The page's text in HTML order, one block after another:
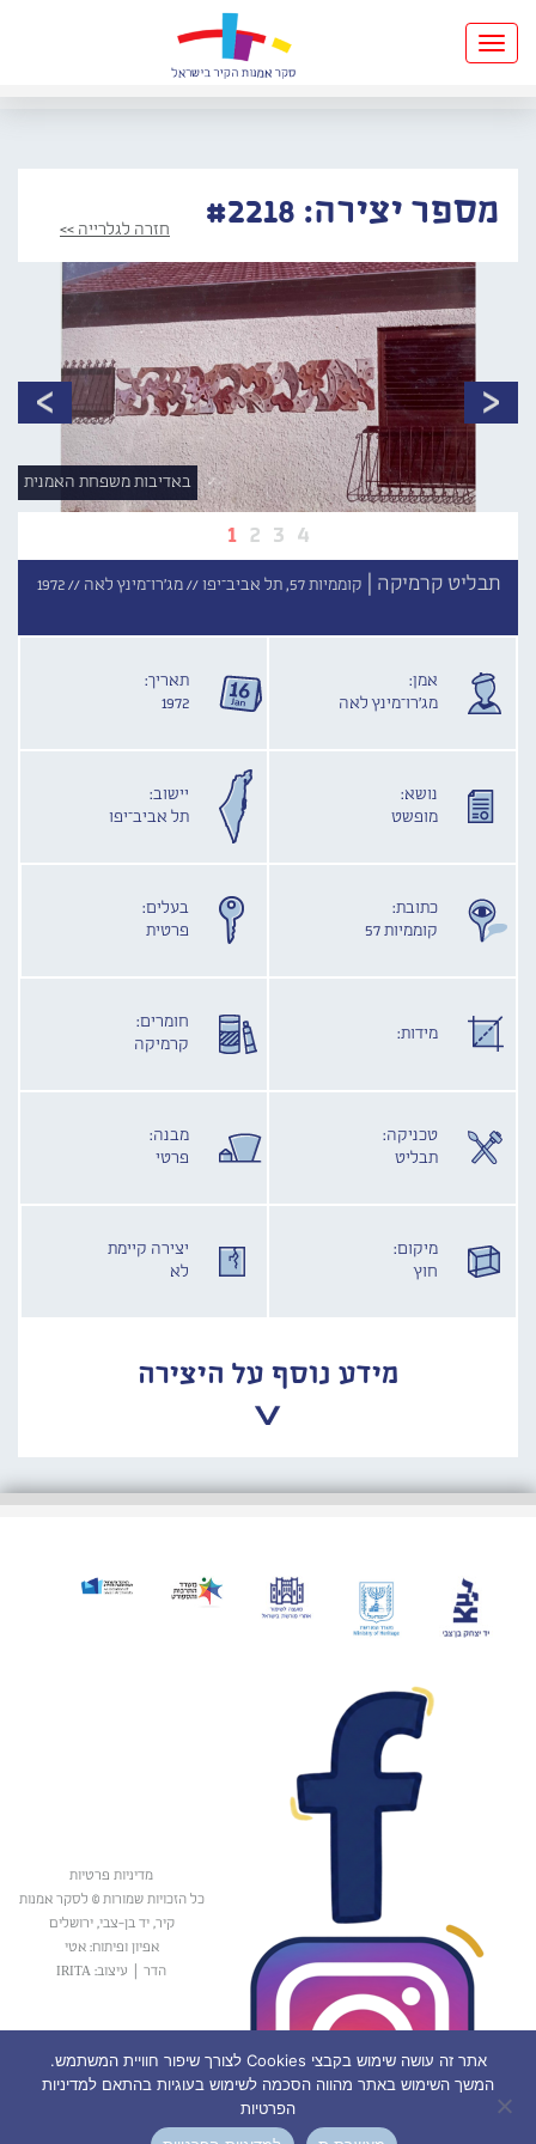
Toggle
navigation
מספר יצירה: #2218 חזרה לגלרייה >>
1 2 3 4
באדיבות משפחת האמנית
תבליט קרמיקה | קוממיות 57, תל אביב־יפו // מג'רו־מינץ לאה //1972
אמן:
מג'רו־מינץ לאה
תאריך:
1972
נושא:
מופשט
יישוב:
תל אביב־יפו
כתובת:
קוממיות 57
בעלים:
פרטית
מידות:
חומרים:
קרמיקה
טכניקה:
תבליט
מבנה:
פרטי
מיקום:
חוץ
יצירה קיימת
לא
מידע נוסף על היצירה
מדיניות פרטיות
כל הזכויות שמורות © לסקר אמנות
קיר, יד בן-צבי, ירושלים
אפיון ופיתוח: אטי
הדר
עיצוב: IRITA
אתר זה עושה שימוש בקבצי Cookies לצורך שיפור חוויית המשתמש.
המשך השימוש באתר מהווה הסכמה לשימוש בעוגיות בהתאם למדיניות
הפרטיות